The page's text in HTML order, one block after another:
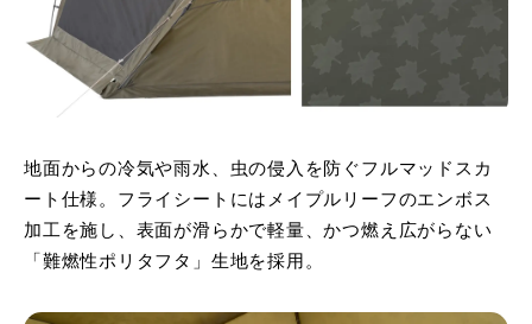
地面からの冷気や雨水、虫の侵入を防ぐフルマッドスカ
ート仕様。フライシートにはメイプルリーフのエンボス
加工を施し、表面が滑らかで軽量、かつ燃え広がらない
「難燃性ポリタフタ」生地を採用。